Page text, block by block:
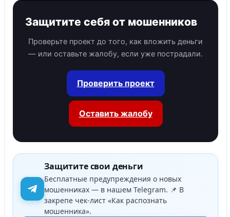
Защитите себя от мошенников
Проверьте проект до того, как вложить деньги
— или оставьте жалобу, если уже пострадали.
Проверить проект
Оставить жалобу
Защитите свои деньги
Бесплатные предупреждения о новых
мошенниках — в нашем Telegram. 📌 В
закрепе чек-лист «Как распознать
мошенника».